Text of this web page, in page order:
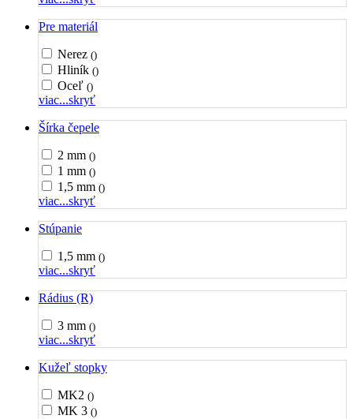
Pre materiál
Nerez ()
Hliník ()
Oceľ ()
viac...skryť
Šírka čepele
2 mm ()
1 mm ()
1,5 mm ()
viac...skryť
Stúpanie
1,5 mm ()
viac...skryť
Rádius (R)
3 mm ()
viac...skryť
Kužeľ stopky
MK2 ()
MK 3 ()